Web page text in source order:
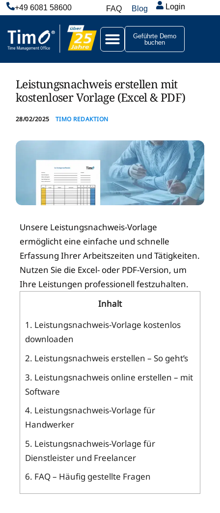
+49 6081 58600 FAQ Blog Login
Geführte Demo
buchen
Leistungsnachweis erstellen mit
kostenloser Vorlage (Excel & PDF)
28/02/2025 TIMO REDAKTION
Unsere Leistungsnachweis-Vorlage
ermöglicht eine einfache und schnelle
Erfassung Ihrer Arbeitszeiten und Tätigkeiten.
Nutzen Sie die Excel- oder PDF-Version, um
Ihre Leistungen professionell festzuhalten.
Inhalt
1. Leistungsnachweis-Vorlage kostenlos
downloaden
2. Leistungsnachweis erstellen – So geht’s
3. Leistungsnachweis online erstellen – mit
Software
4. Leistungsnachweis-Vorlage für
Handwerker
5. Leistungsnachweis-Vorlage für
Dienstleister und Freelancer
6. FAQ – Häufig gestellte Fragen